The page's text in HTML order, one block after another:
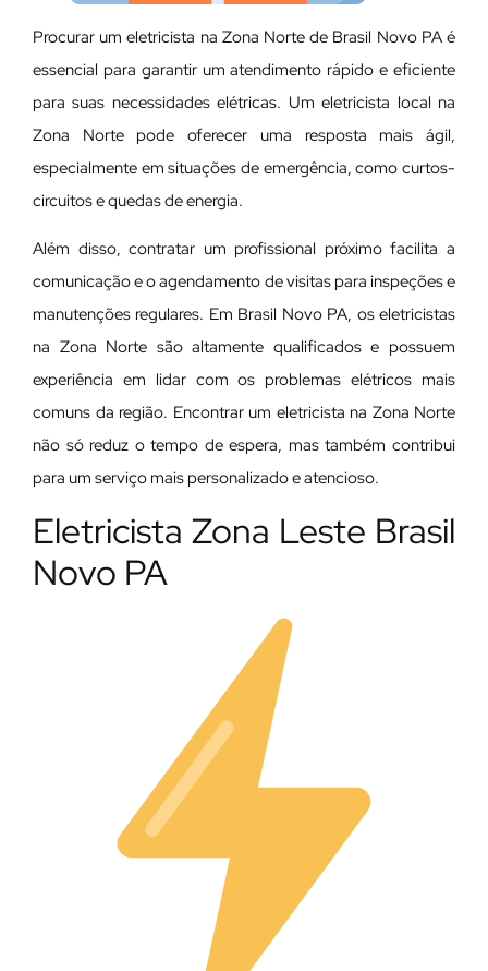
Procurar um eletricista na Zona Norte de Brasil Novo PA é
essencial para garantir um atendimento rápido e eficiente
para suas necessidades elétricas. Um eletricista local na
Zona Norte pode oferecer uma resposta mais ágil,
especialmente em situações de emergência, como curtos-
circuitos e quedas de energia.
Além disso, contratar um profissional próximo facilita a
comunicação e o agendamento de visitas para inspeções e
manutenções regulares. Em Brasil Novo PA, os eletricistas
na Zona Norte são altamente qualificados e possuem
experiência em lidar com os problemas elétricos mais
comuns da região. Encontrar um eletricista na Zona Norte
não só reduz o tempo de espera, mas também contribui
para um serviço mais personalizado e atencioso.
Eletricista Zona Leste Brasil
Novo PA